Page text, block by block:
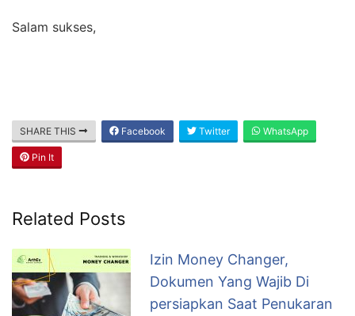
Salam sukses,
SHARE THIS Facebook Twitter WhatsApp
Pin It
Related Posts
Izin Money Changer,
Dokumen Yang Wajib Di
persiapkan Saat Penukaran